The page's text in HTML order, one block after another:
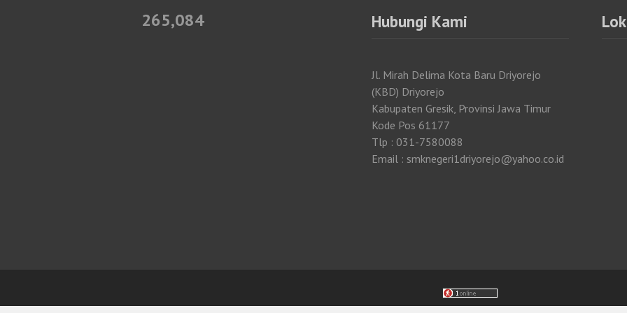
265,084 Hubungi Kami
Jl. Mirah Delima Kota Baru Driyorejo
(KBD) Driyorejo
Kabupaten Gresik, Provinsi Jawa Timur
Kode Pos 61177
Tlp : 031-7580088
Email : smknegeri1driyorejo@yahoo.co.id